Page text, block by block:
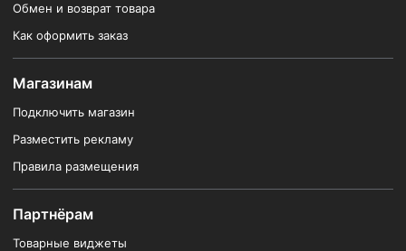
Обмен и возврат товара
Как оформить заказ
Магазинам
Подключить магазин
Разместить рекламу
Правила размещения
Партнёрам
Товарные виджеты